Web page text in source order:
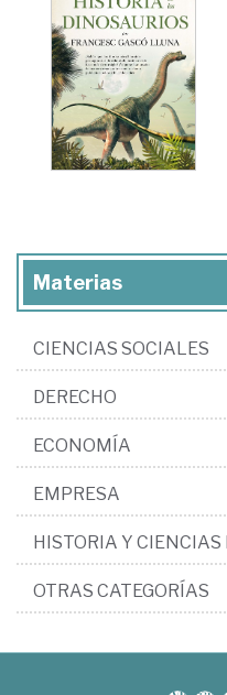
Materias
CIENCIAS SOCIALES
DERECHO
ECONOMÍA
EMPRESA
HISTORIA Y
OTRAS CATEGORÍAS